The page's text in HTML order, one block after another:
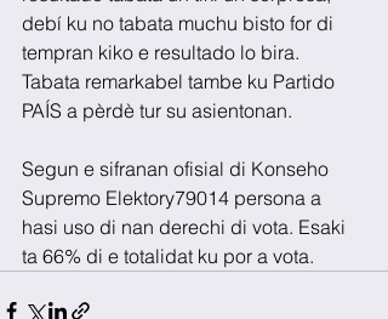
debí ku no tabata muchu bisto for di
tempran kiko e resultado lo bira.
Tabata remarkabel tambe ku Partido
PAÍS a pèrdè tur su asientonan.
Segun e sifranan ofisial di Konseho
Supremo Elektory79014 persona a
hasi uso di nan derechi di vota. Esaki
ta 66% di e totalidat ku por a vota.